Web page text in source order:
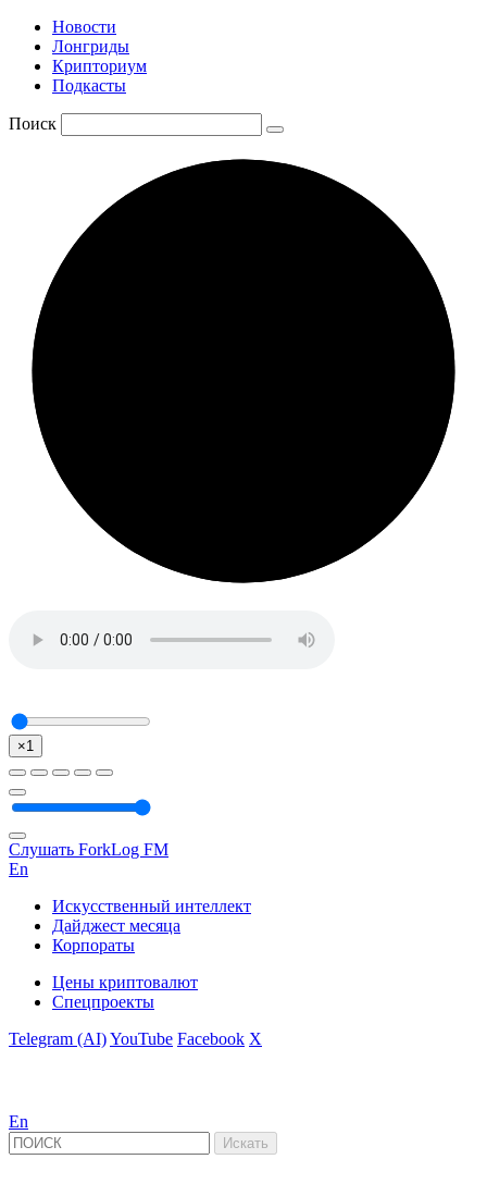
Новости
Лонгриды
Крипториум
Подкасты
Поиск
×1
Слушать ForkLog FM
En
Искусственный интеллект
Дайджест месяца
Корпораты
Цены криптовалют
Спецпроекты
Telegram (AI)YouTube Facebook X
En